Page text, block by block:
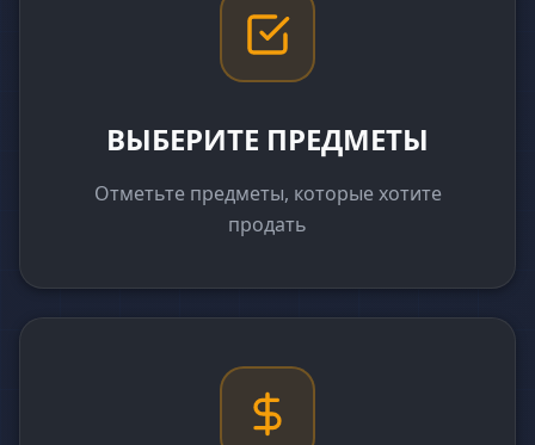
ВЫБЕРИТЕ ПРЕДМЕТЫ
Отметьте предметы, которые хотите
продать